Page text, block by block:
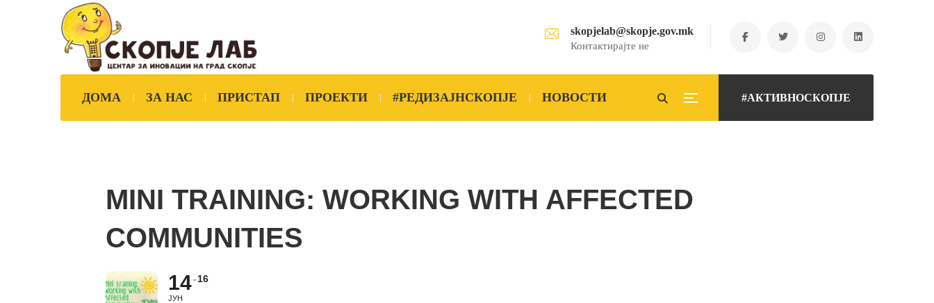
skopjelab@skopje.gov.mk
Контактирајте не
#АКТИВНОСКОПЈЕ
ДОМА ЗА НАС ПРИСТАП ПРОЕКТИ #РЕДИЗАЈНСКОПЈЕ НОВОСТИ
MINI TRAINING: WORKING WITH AFFECTED
COMMUNITIES
14
ЈУН
16